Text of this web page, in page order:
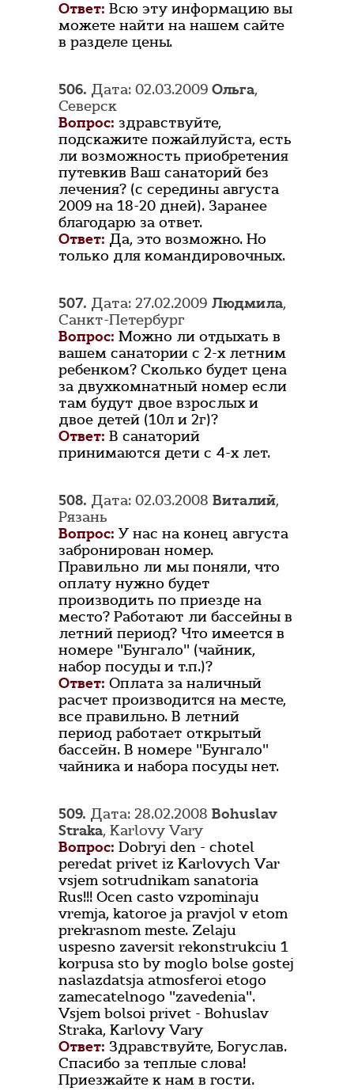
Ответ: Всю эту информацию вы
можете найти на нашем сайте
в разделе цены.
506. Дата: 02.03.2009 Ольга,
Северск
Вопрос: здравствуйте,
подскажите пожайлуйста, есть
ли возможность приобретения
путевкив Ваш санаторий без
лечения? (с середины августа
2009 на 18-20 дней). Заранее
благодарю за ответ.
Ответ: Да, это возможно. Но
только для командировочных.
507. Дата: 27.02.2009 Людмила,
Санкт-Петербург
Вопрос: Можно ли отдыхать в
вашем санатории с 2-х летним
ребенком? Сколько будет цена
за двухкомнатный номер если
там будут двое взрослых и
двое детей (10л и 2г)?
Ответ: В санаторий
принимаются дети с 4-х лет.
508. Дата: 02.03.2008 Виталий,
Рязань
Вопрос: У нас на конец августа
забронирован номер.
Правильно ли мы поняли, что
оплату нужно будет
производить по приезде на
место? Работают ли бассейны в
летний период? Что имеется в
номере "Бунгало" (чайник,
набор посуды и т.п.)?
Ответ: Оплата за наличный
расчет производится на месте,
все правильно. В летний
период работает открытый
бассейн. В номере "Бунгало"
чайника и набора посуды нет.
509. Дата: 28.02.2008 Bohuslav
Straka, Karlovy Vary
Вопрос: Dobryi den - chotel
peredat privet iz Karlovych Var
vsjem sotrudnikam sanatoria
Rus!!! Ocen casto vzpominaju
vremja, katoroe ja pravjol v etom
prekrasnom meste. Zelaju
uspesno zaversit rekonstrukciu 1
korpusa sto by moglo bolse gostej
naslazdatsja atmosferoi etogo
zamecatelnogo "zavedenia".
Vsjem bolsoi privet - Bohuslav
Straka, Karlovy Vary
Ответ: Здравствуйте, Богуслав.
Спасибо за теплые слова!
Приезжайте к нам в гости.